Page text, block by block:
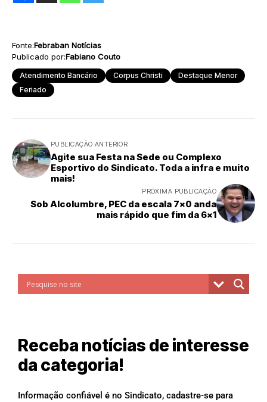
Fonte:Febraban Notícias
Publicado por:Fabiano Couto
Atendimento Bancário Corpus Christi
Destaque Menor
Feriado
PUBLICAÇÃO ANTERIOR
Agite sua Festa na Sede ou Complexo
Esportivo do Sindicato. Toda a infra e muito
mais!
PRÓXIMA PUBLICAÇÃO
Sob Alcolumbre, PEC da escala 7×0 anda
mais rápido que fim da 6×1
Receba notícias de interesse
da categoria!
Informação confiável é no Sindicato, cadastre-se para